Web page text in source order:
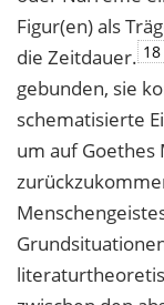
Figur(en) als
die Zeitdauer. 18
gebunden, sie
schematisierte
um auf